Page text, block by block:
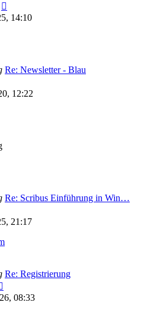
Beitrag
14:10
Re: Newsletter - Blau
12:22
Re: Scribus Einführung in Win…
21:17
Re: Registrierung
Beitrag
08:33